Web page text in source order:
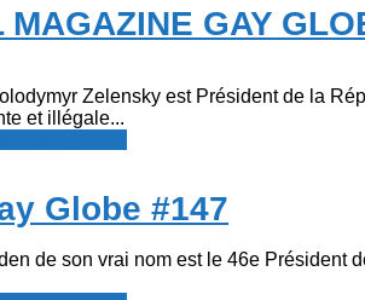
MAGAZINE GAY
Zelensky est Président de la
et illégale...
Globe #147
de son vrai nom est le 46e Président